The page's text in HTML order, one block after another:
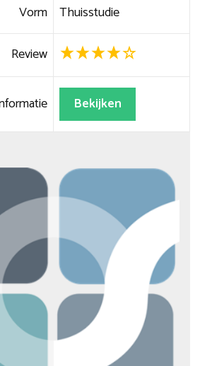
Vorm Thuisstudie
Review
Bekijken